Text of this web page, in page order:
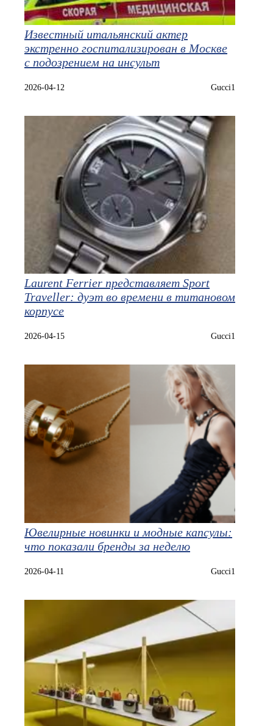
Известный итальянский актер
экстренно госпитализирован в Москве
с подозрением на инсульт
2026-04-12 Gucci1
Laurent Ferrier представляет Sport
Traveller: дуэт во времени в титановом
корпусе
2026-04-15 Gucci1
Ювелирные новинки и модные капсулы:
что показали бренды за неделю
2026-04-11 Gucci1